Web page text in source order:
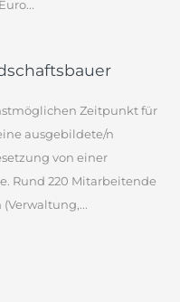
Zeitpunkt für
ausgebildete/n
von einer
Rund 220 Mitarbeitende